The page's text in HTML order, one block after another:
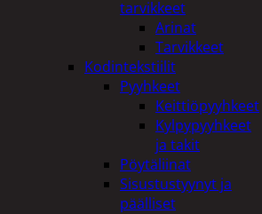
tarvikkeet
Arinat
Tarvikkeet
Kodintekstiilit
Pyyhkeet
Keittiöpyyhkeet
Kylpypyyhkeet
ja takit
Pöytäliinat
Sisustustyynyt ja
päälliset